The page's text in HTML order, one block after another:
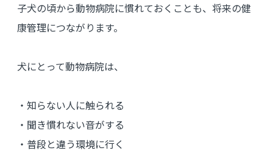
子犬の頃から動物病院に慣れておくことも、将来の健
康管理につながります。
犬にとって動物病院は、
・知らない人に触られる
・聞き慣れない音がする
・普段と違う環境に行く